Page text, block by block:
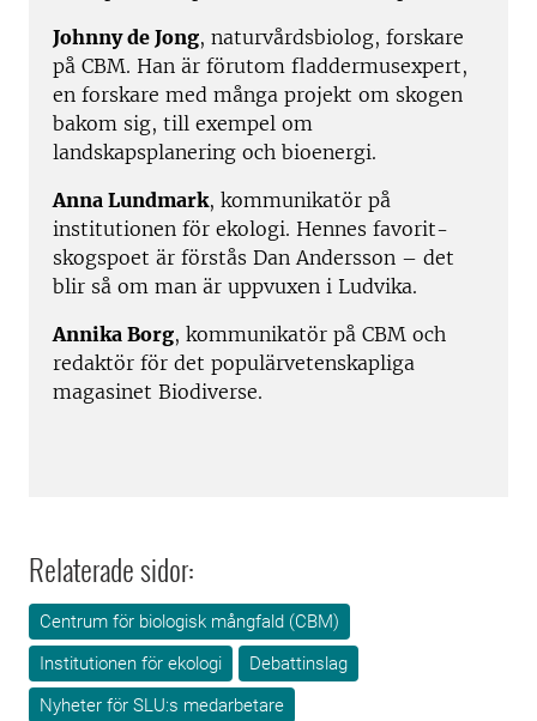
Johnny de Jong, naturvårdsbiolog, forskare
på CBM. Han är förutom fladdermusexpert,
en forskare med många projekt om skogen
bakom sig, till exempel om
landskapsplanering och bioenergi.
Anna Lundmark, kommunikatör på
institutionen för ekologi. Hennes favorit-
skogspoet är förstås Dan Andersson – det
blir så om man är uppvuxen i Ludvika.
Annika Borg, kommunikatör på CBM och
redaktör för det populärvetenskapliga
magasinet Biodiverse.
Relaterade sidor:
Centrum för biologisk mångfald (CBM)
Institutionen för ekologi
Debattinslag
Nyheter för SLU:s medarbetare